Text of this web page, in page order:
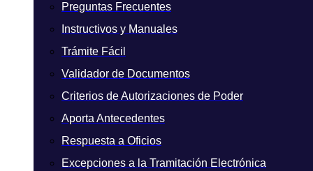
Preguntas Frecuentes
Instructivos y Manuales
Trámite Fácil
Validador de Documentos
Criterios de Autorizaciones de Poder
Aporta Antecedentes
Respuesta a Oficios
Excepciones a la Tramitación Electrónica